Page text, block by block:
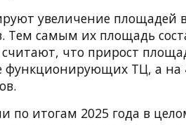
увеличение площадей
Тем самым их площадь
что прирост
функционирующих ТЦ, а на
по итогам 2025 года в